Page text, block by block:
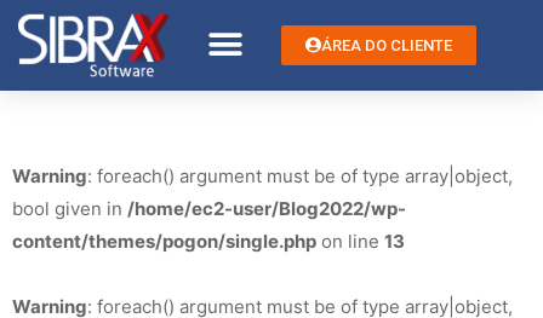
ÁREA DO CLIENTE
Warning: foreach() argument must be of type array|object,
bool given in /home/ec2-user/Blog2022/wp-
content/themes/pogon/single.php on line 13
Warning: foreach() argument must be of type array|object,